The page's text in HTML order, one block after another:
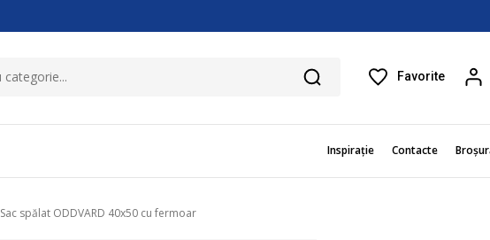
Favorite
Inspirație Contacte
Sac spălat ODDVARD 40x50 cu fermoar